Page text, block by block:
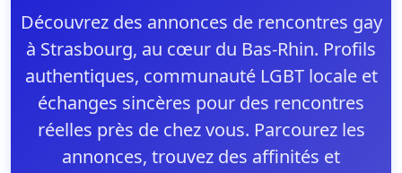
Découvrez des annonces de rencontres gay
à Strasbourg, au cœur du Bas-Rhin. Profils
authentiques, communauté LGBT locale et
échanges sincères pour des rencontres
réelles près de chez vous. Parcourez les
annonces, trouvez des affinités et